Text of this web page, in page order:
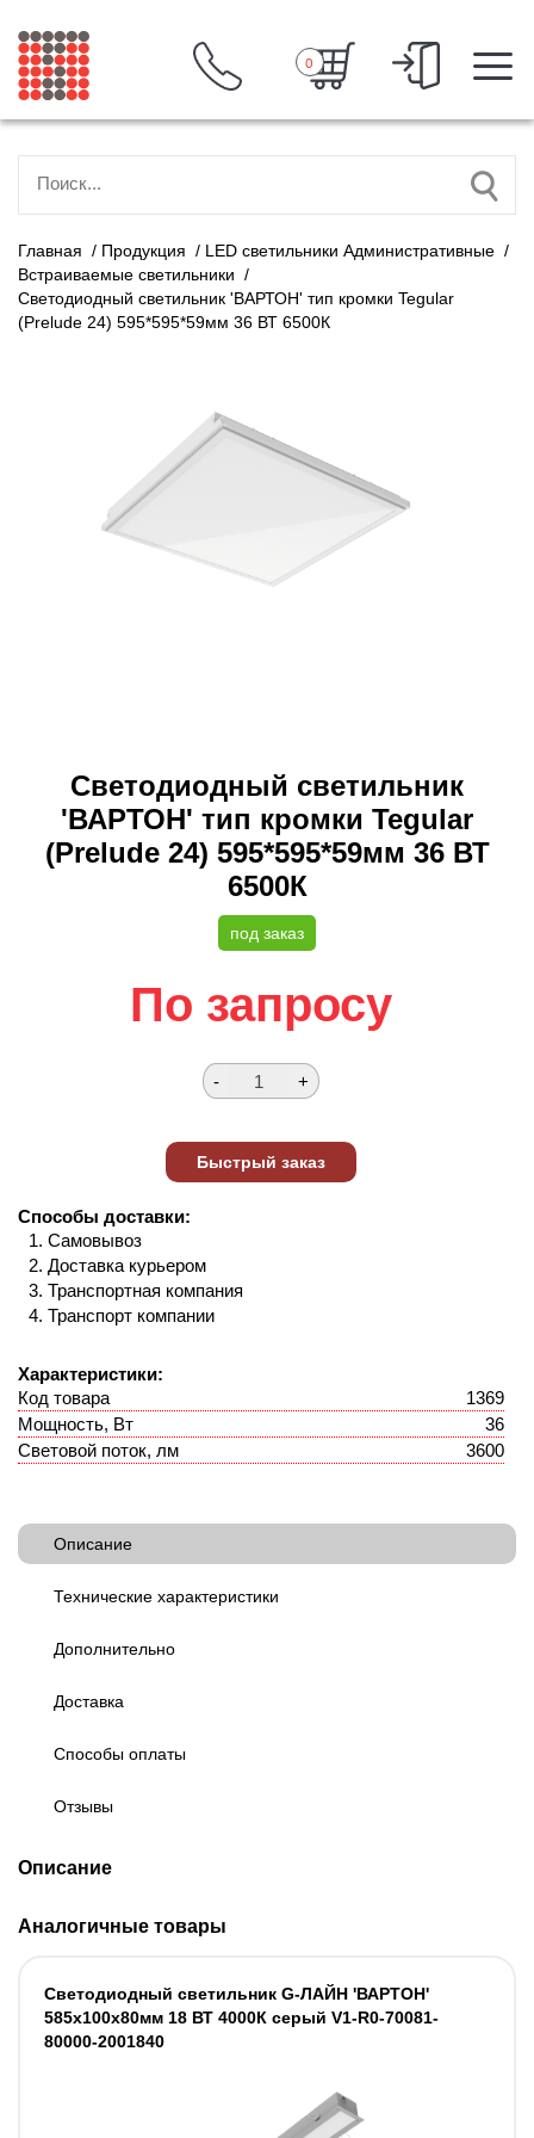
0
Главная / Продукция / LED светильники Административные /
Встраиваемые светильники /
Светодиодный светильник 'ВАРТОН' тип кромки Tegular
(Prelude 24) 595*595*59мм 36 ВТ 6500К
Светодиодный светильник
'ВАРТОН' тип кромки Tegular
(Prelude 24) 595*595*59мм 36 ВТ
6500К
под заказ
По запросу
Способы доставки:
Самовывоз
Доставка курьером
Транспортная компания
Транспорт компании
Характеристики:
Код товара
1369
Мощность, Вт
36
Световой поток, лм
3600
Описание
Технические характеристики
Дополнительно
Доставка
Способы оплаты
Отзывы
Описание
Аналогичные товары
Светодиодный светильник G-ЛАЙН 'ВАРТОН'
585х100х80мм 18 ВТ 4000К серый V1-R0-70081-
80000-2001840